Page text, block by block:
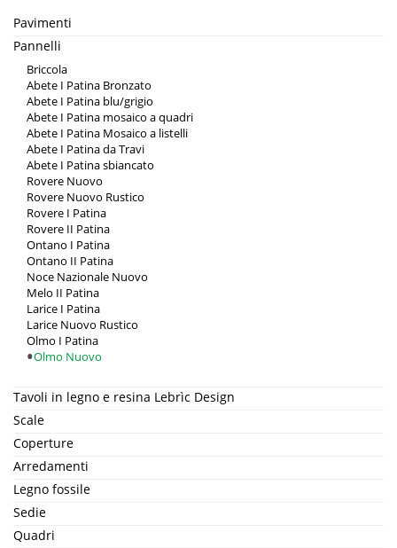
Pavimenti
Pannelli
Briccola
Abete I Patina Bronzato
Abete I Patina blu/grigio
Abete I Patina mosaico a quadri
Abete I Patina Mosaico a listelli
Abete I Patina da Travi
Abete I Patina sbiancato
Rovere Nuovo
Rovere Nuovo Rustico
Rovere I Patina
Rovere II Patina
Ontano I Patina
Ontano II Patina
Noce Nazionale Nuovo
Melo II Patina
Larice I Patina
Larice Nuovo Rustico
Olmo I Patina
Olmo Nuovo
Tavoli in legno e resina Lebrìc Design
Scale
Coperture
Arredamenti
Legno fossile
Sedie
Quadri